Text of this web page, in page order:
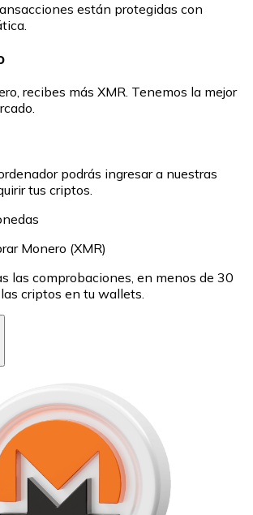
están protegidas con
recibes más XMR. Tenemos la mejor
podrás ingresar a nuestras
tus criptos.
Monero (XMR)
las comprobaciones, en menos de 30
criptos en tu wallets.